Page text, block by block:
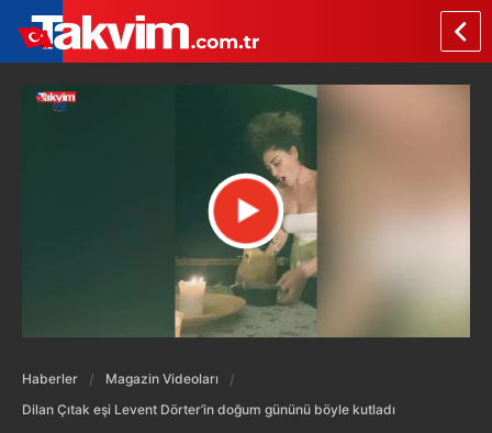
Haberler
Magazin Videoları
Dilan Çıtak eşi Levent Dörter’in doğum gününü böyle kutladı